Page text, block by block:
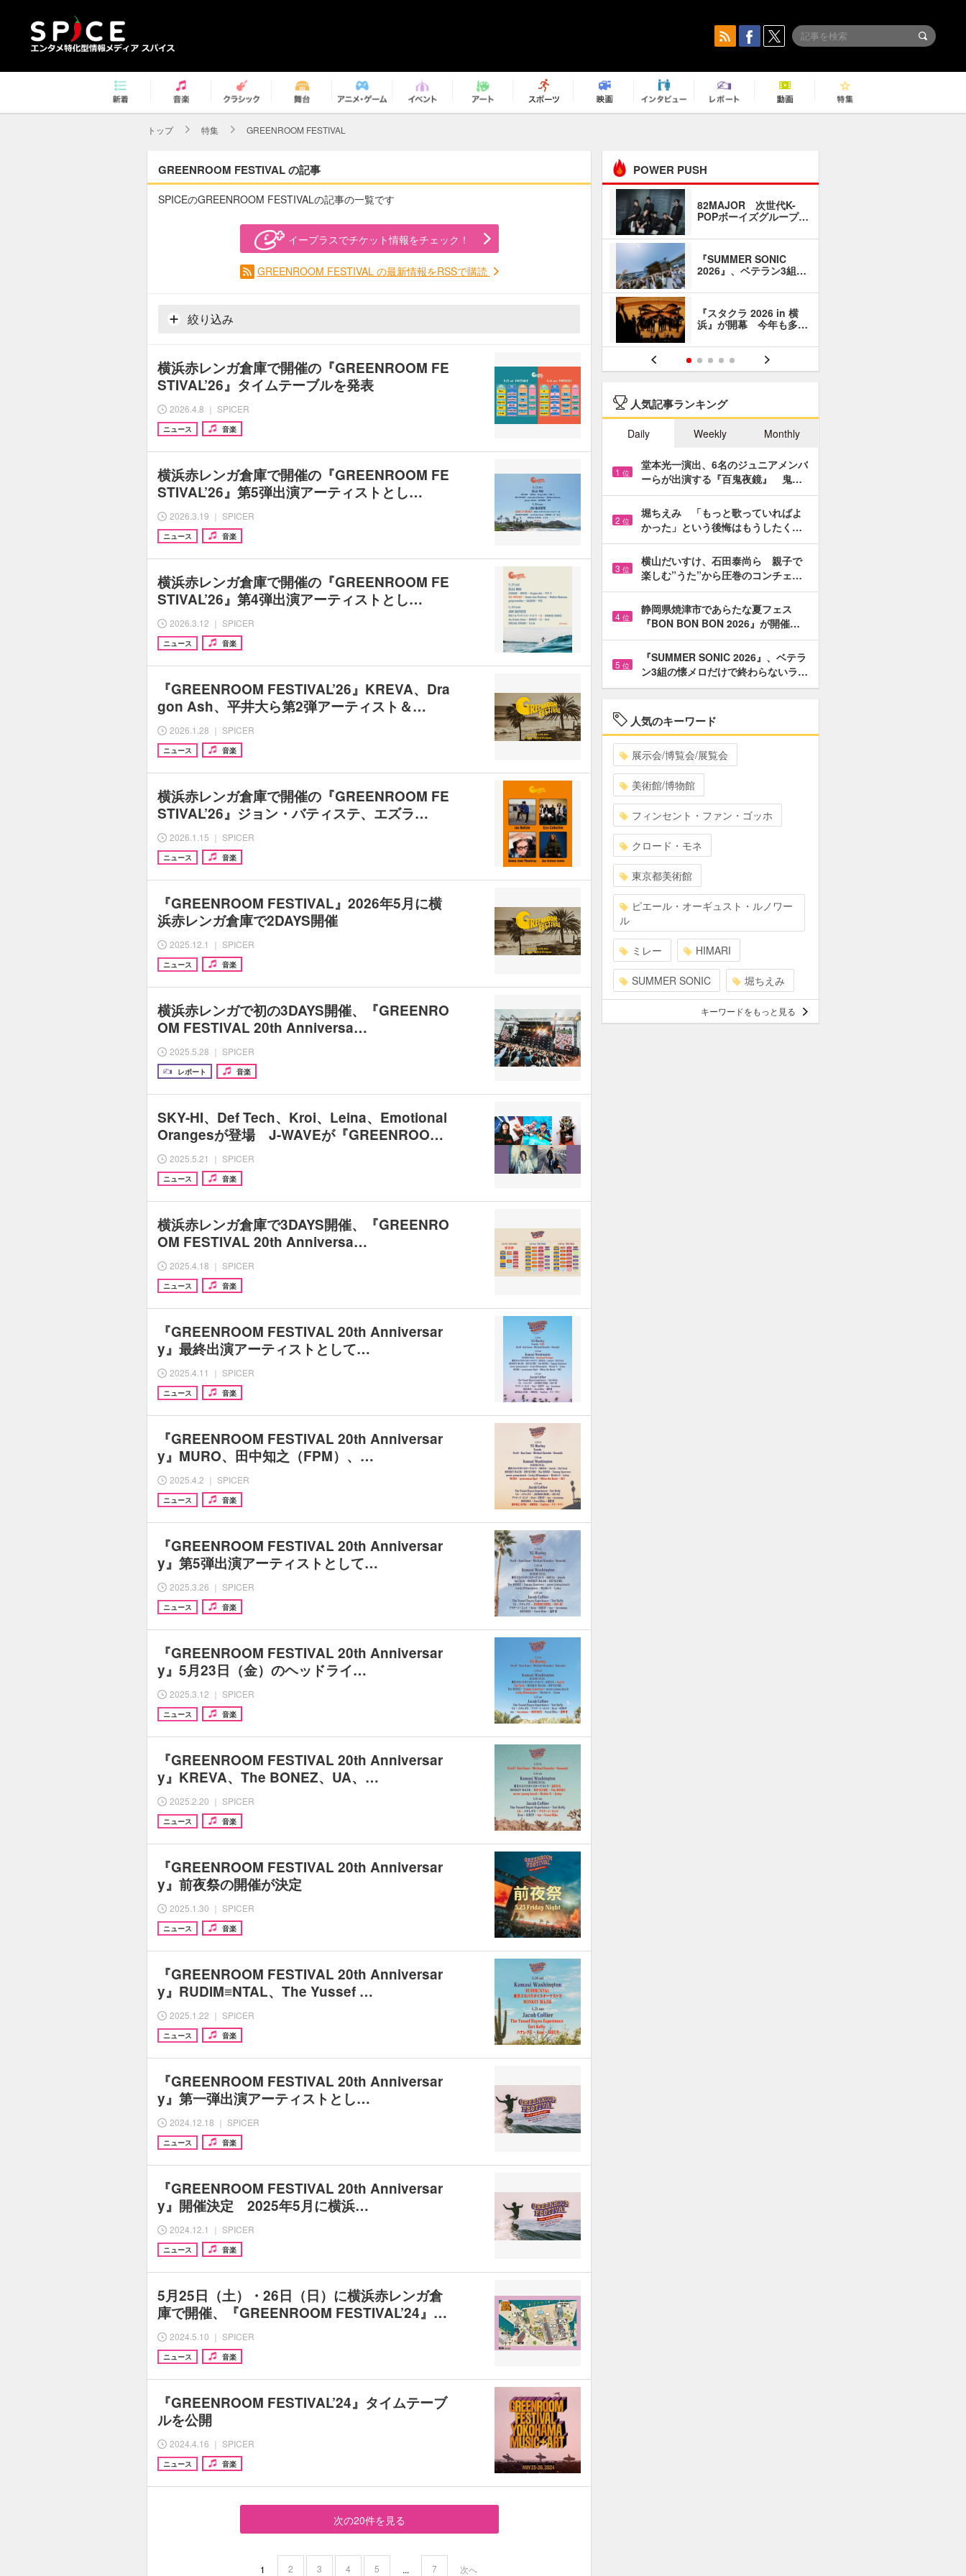
トップ 特集 GREENROOM FESTIVAL
GREENROOM FESTIVAL の記事
SPICEのGREENROOM FESTIVALの記事の一覧です
イープラスでチケット情報をチェック！
GREENROOM FESTIVAL の最新情報をRSSで購読
絞り込み
横浜赤レンガ倉庫で開催の『GREENROOM FE
STIVAL’26』タイムテーブルを発表
2026.4.8 ｜ SPICER
ニュース 音楽
横浜赤レンガ倉庫で開催の『GREENROOM FE
STIVAL’26』第5弾出演アーティストとし…
2026.3.19 ｜ SPICER
ニュース 音楽
横浜赤レンガ倉庫で開催の『GREENROOM FE
STIVAL’26』第4弾出演アーティストとし…
2026.3.12 ｜ SPICER
ニュース 音楽
『GREENROOM FESTIVAL’26』KREVA、Dra
gon Ash、平井大ら第2弾アーティスト＆…
2026.1.28 ｜ SPICER
ニュース 音楽
横浜赤レンガ倉庫で開催の『GREENROOM FE
STIVAL’26』ジョン・バティステ、エズラ…
2026.1.15 ｜ SPICER
ニュース 音楽
『GREENROOM FESTIVAL』2026年5月に横
浜赤レンガ倉庫で2DAYS開催
2025.12.1 ｜ SPICER
ニュース 音楽
横浜赤レンガで初の3DAYS開催、『GREENRO
OM FESTIVAL 20th Anniversa…
2025.5.28 ｜ SPICER
レポート 音楽
SKY-HI、Def Tech、Kroi、Leina、Emotional
Orangesが登場 J-WAVEが『GREENROO…
2025.5.21 ｜ SPICER
ニュース 音楽
横浜赤レンガ倉庫で3DAYS開催、『GREENRO
OM FESTIVAL 20th Anniversa…
2025.4.18 ｜ SPICER
ニュース 音楽
『GREENROOM FESTIVAL 20th Anniversar
y』最終出演アーティストとして…
2025.4.11 ｜ SPICER
ニュース 音楽
『GREENROOM FESTIVAL 20th Anniversar
y』MURO、田中知之（FPM）、…
2025.4.2 ｜ SPICER
ニュース 音楽
『GREENROOM FESTIVAL 20th Anniversar
y』第5弾出演アーティストとして…
2025.3.26 ｜ SPICER
ニュース 音楽
『GREENROOM FESTIVAL 20th Anniversar
y』5月23日（金）のヘッドライ…
2025.3.12 ｜ SPICER
ニュース 音楽
『GREENROOM FESTIVAL 20th Anniversar
y』KREVA、The BONEZ、UA、…
2025.2.20 ｜ SPICER
ニュース 音楽
『GREENROOM FESTIVAL 20th Anniversar
y』前夜祭の開催が決定
2025.1.30 ｜ SPICER
ニュース 音楽
『GREENROOM FESTIVAL 20th Anniversar
y』RUDIM≡NTAL、The Yussef …
2025.1.22 ｜ SPICER
ニュース 音楽
『GREENROOM FESTIVAL 20th Anniversar
y』第一弾出演アーティストとし…
2024.12.18 ｜ SPICER
ニュース 音楽
『GREENROOM FESTIVAL 20th Anniversar
y』開催決定 2025年5月に横浜…
2024.12.1 ｜ SPICER
ニュース 音楽
5月25日（土）・26日（日）に横浜赤レンガ倉
庫で開催、『GREENROOM FESTIVAL’24』…
2024.5.10 ｜ SPICER
ニュース 音楽
『GREENROOM FESTIVAL’24』タイムテーブ
ルを公開
2024.4.16 ｜ SPICER
ニュース 音楽
次の20件を見る
1 2 3 4 5 ... 7 次へ
POWER PUSH
ｎｄ ｃｌｕｂ
82MAJOR 次世代K-
POPボーイズグループ…
『SUMMER SONIC
2026』、ベテラン3組…
『スタクラ 2026 in 横
浜』が開幕 今年も多…
人気記事ランキング
Daily Weekly Monthly
1 位
堂本光一演出、6名のジュニアメンバ
ーらが出演する『百鬼夜鏡』 鬼…
2 位
堀ちえみ 「もっと歌っていればよ
かった」という後悔はもうしたく…
3 位
横山だいすけ、石田泰尚ら 親子で
楽しむ”うた”から圧巻のコンチェ…
4 位
静岡県焼津市であらたな夏フェス
『BON BON BON 2026』が開催…
5 位
『SUMMER SONIC 2026』、ベテラ
ン3組の懐メロだけで終わらないラ…
人気のキーワード
展示会/博覧会/展覧会
美術館/博物館
フィンセント・ファン・ゴッホ
クロード・モネ
東京都美術館
ピエール・オーギュスト・ルノワー
ル
ミレー HIMARI
SUMMER SONIC 堀ちえみ
キーワードをもっと見る